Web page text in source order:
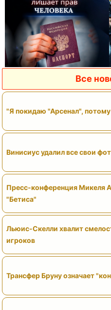
Все
"Я покидаю "Арсенал",
Винисиус удалил все свои
Пресс-конференция Микеля
"Бетиса"
Льюис-Скелли хвалит
игроков
Трансфер Бруну означает